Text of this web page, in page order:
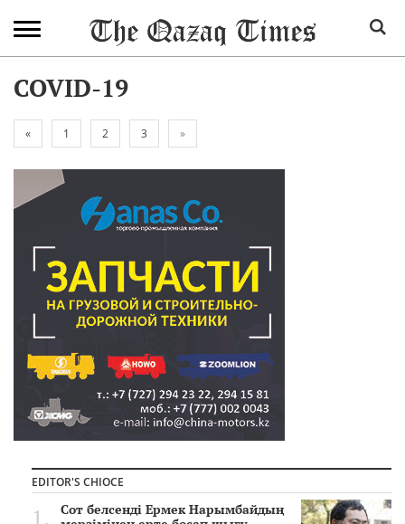
COVID-19
« 1 2 3 »
EDITOR'S CHIOCE
Сот белсенді Ермек Нарымбайдың